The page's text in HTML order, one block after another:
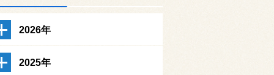
2026年
2025年